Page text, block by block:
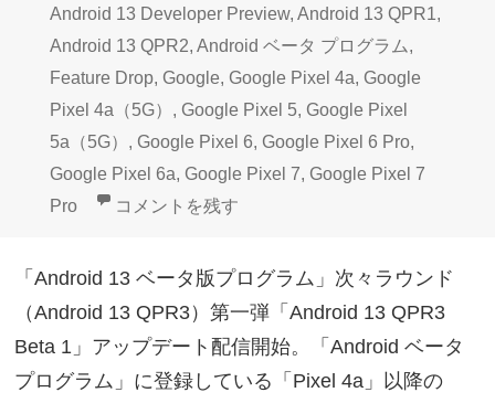
日:
者
ゴ
リ
ー
グ
Android 13 Developer Preview, Android 13 QPR1,
Android 13 QPR2, Android ベータ プログラム,
Feature Drop, Google, Google Pixel 4a, Google
Pixel 4a（5G） , Google Pixel 5, Google Pixel
5a（5G） , Google Pixel 6, Google Pixel 6 Pro,
Google Pixel 6a, Google Pixel 7, Google Pixel 7
Pro
Google Pixelベータプログラム「Android 13
コメントを残す
「Android 13 ベータ版プログラム」次々ラウンド
（Android 13 QPR3）第一弾「Android 13 QPR3
Beta 1」アップデート配信開始。「Android ベータ
プログラム」に登録している「Pixel 4a」以降の